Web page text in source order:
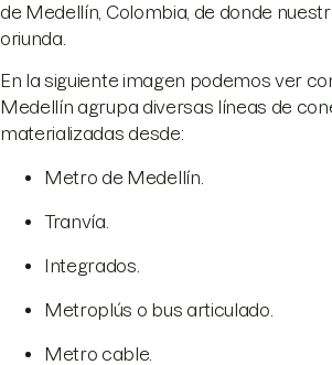
de Medellín, Colombia, de donde
oriunda.
En la siguiente imagen podemos ver
Medellín agrupa diversas líneas de
materializadas desde:
Metro de Medellín.
Tranvía.
Integrados.
Metroplús o bus articulado.
Metro cable.